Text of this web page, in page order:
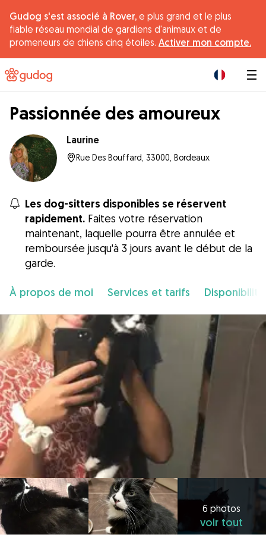
Gudog s'est associé à Rover, e plus grand et le plus
fiable réseau mondial de gardiens d'animaux et de
promeneurs de chiens cinq étoiles. Activer mon compte.
Passionnée des amoureux
Laurine
Rue Des Bouffard, 33000, Bordeaux
Les dog-sitters disponibles se réservent
rapidement. Faites votre réservation
maintenant, laquelle pourra être annulée et
remboursée jusqu'à 3 jours avant le début de la
garde.
À propos de moi Services et tarifs Disponibilité
6 photos
voir tout